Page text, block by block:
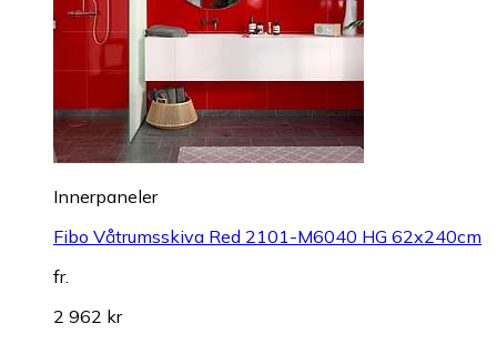
Innerpaneler
Fibo Våtrumsskiva Red 2101-M6040 HG 62x240cm
fr.
2 962 kr